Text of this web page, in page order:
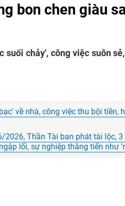
bon chen giàu
suối chảy', công việc suôn
về nhà, công việc thu bội tiền,
Thần Tài ban phát tài lộc, 3
lối, sự nghiệp thăng tiến như